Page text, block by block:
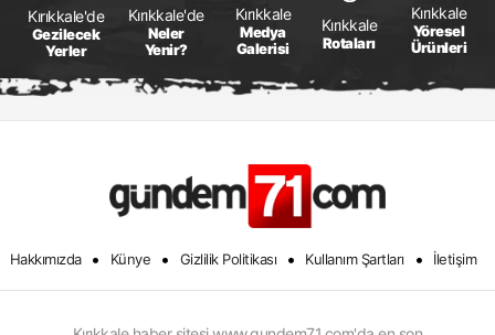
Kırıkkale'de
Gezilecek
Yerler
Kırıkkale'de
Neler
Yenir?
Kırıkkale
Medya
Galerisi
Kırıkkale
Rotaları
Kırıkkale
Yöresel
Ürünleri
Hakkımızda • Künye • Gizlilik Politikası • Kullanım Şartları • İletişim